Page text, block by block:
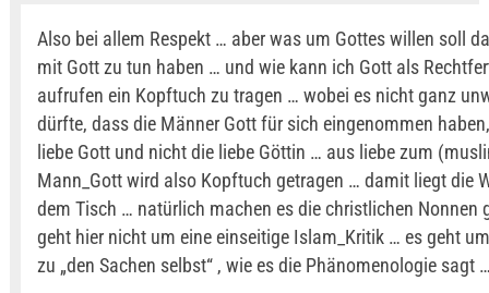
Also bei allem Respekt … aber was um Gottes willen soll
mit Gott zu tun haben … und wie kann ich Gott als
aufrufen ein Kopftuch zu tragen … wobei es nicht ganz
dürfte, dass die Männer Gott für sich eingenommen
liebe Gott und nicht die liebe Göttin … aus liebe zum
Mann_Gott wird also Kopftuch getragen … damit liegt die
dem Tisch … natürlich machen es die christlichen Nonnen
geht hier nicht um eine einseitige Islam_Kritik … es geht
zu „den Sachen selbst“ , wie es die Phänomenologie sagt